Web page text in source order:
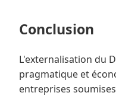
Conclusion
L'externalisation du
pragmatique et
entreprises